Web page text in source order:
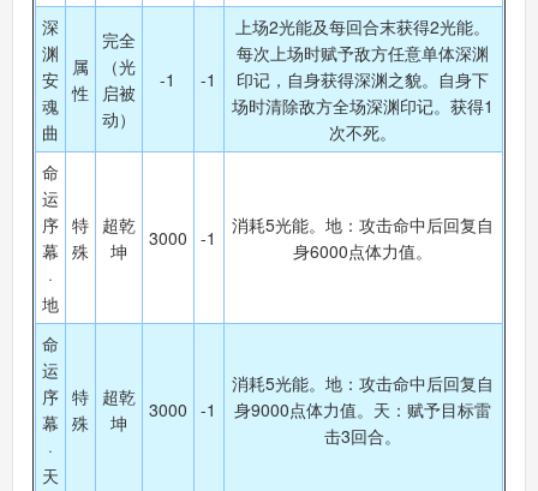
深
渊
安
魂
曲
属
性
完全
（光
启被
动）
-1 -1
上场2光能及每回合末获得2光能。
每次上场时赋予敌方任意单体深渊
印记，自身获得深渊之貌。自身下
场时清除敌方全场深渊印记。获得1
次不死。
命
运
序
幕
·
地
特
殊
超乾
坤
3000 -1
消耗5光能。地：攻击命中后回复自
身6000点体力值。
命
运
序
幕
·
天
特
殊
超乾
坤
3000 -1
消耗5光能。地：攻击命中后回复自
身9000点体力值。天：赋予目标雷
击3回合。